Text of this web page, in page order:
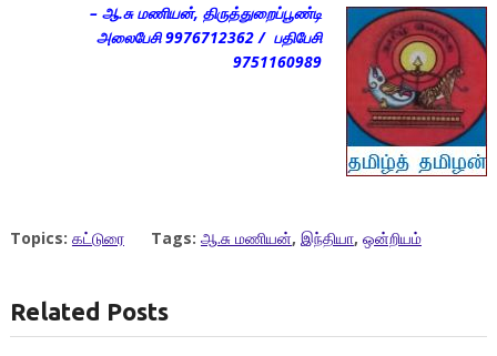
– ஆ.சு மணியன், திருத்துறைப்பூண்டி
அலைபேசி 9976712362 / பதிபேசி
9751160989
Topics: கட்டுரை Tags: ஆ.சு மணியன், இந்தியா, ஒன்றியம்
Related Posts